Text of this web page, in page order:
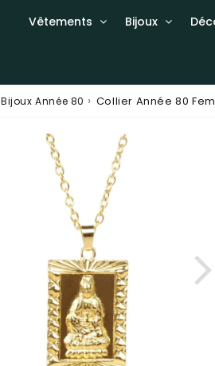
Vêtements Bijoux
Bijoux Année 80 › Collier Année 80